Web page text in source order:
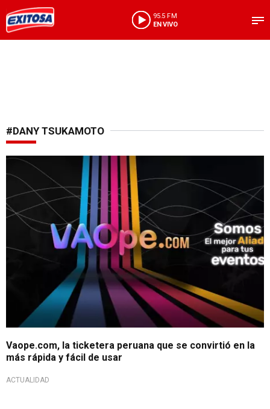
95.5 FM
EN VIVO
#DANY TSUKAMOTO
Conciertos
Vaope.com, la ticketera peruana que se convirtió en la
más rápida y fácil de usar
ACTUALIDAD